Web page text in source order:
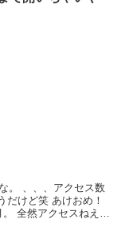
。 、、、アクセス数
だけど笑 あけおめ！
全然アクセスねえー